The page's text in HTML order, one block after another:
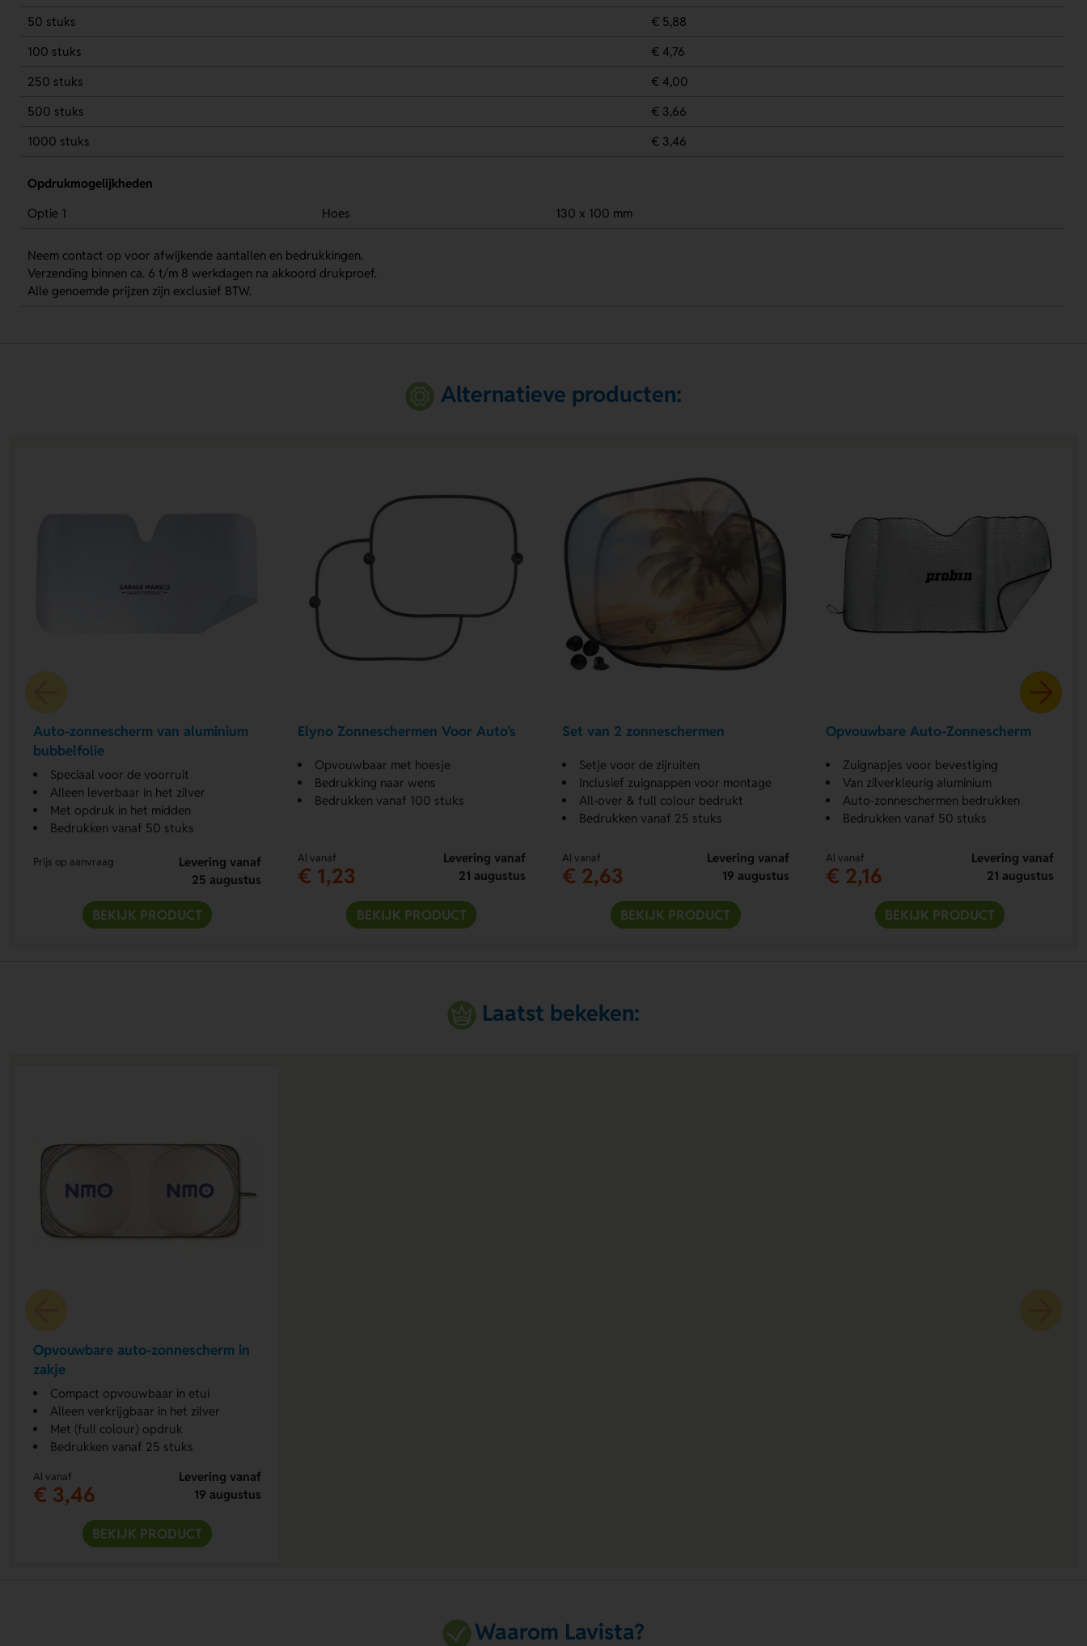
50 stuks
€ 5,88
100 stuks
€ 4,76
250 stuks
€ 4,00
500 stuks
€ 3,66
1000 stuks
€ 3,46
Opdrukmogelijkheden
Optie 1
Hoes 130 x 100 mm
Neem contact op voor afwijkende aantallen en bedrukkingen.
Verzending binnen ca. 6 t/m 8 werkdagen na akkoord drukproef.
Alle genoemde prijzen zijn exclusief BTW.
Alternatieve producten:
Auto-zonnescherm van aluminium
bubbelfolie
Speciaal voor de voorruit
Alleen leverbaar in het zilver
Met opdruk in het midden
Bedrukken vanaf 50 stuks
Prijs op aanvraag
Levering vanaf
25 augustus
BEKIJK PRODUCT
Elyno Zonneschermen Voor Auto's
Opvouwbaar met hoesje
Bedrukking naar wens
Bedrukken vanaf 100 stuks
Al vanaf
€ 1,23
Levering vanaf
21 augustus
BEKIJK PRODUCT
Set van 2 zonneschermen
Setje voor de zijruiten
Inclusief zuignappen voor montage
All-over & full colour bedrukt
Bedrukken vanaf 25 stuks
Al vanaf
€ 2,63
Levering vanaf
19 augustus
BEKIJK PRODUCT
Opvouwbare Auto-Zonnescherm
Zuignapjes voor bevestiging
Van zilverkleurig aluminium
Auto-zonneschermen bedrukken
Bedrukken vanaf 50 stuks
Al vanaf
€ 2,16
Levering vanaf
21 augustus
BEKIJK PRODUCT
Laatst bekeken:
Opvouwbare auto-zonnescherm in
zakje
Compact opvouwbaar in etui
Alleen verkrijgbaar in het zilver
Met (full colour) opdruk
Bedrukken vanaf 25 stuks
Al vanaf
€ 3,46
Levering vanaf
19 augustus
BEKIJK PRODUCT
Waarom Lavista?